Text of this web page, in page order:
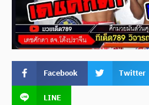
Facebook Twitter
LINE